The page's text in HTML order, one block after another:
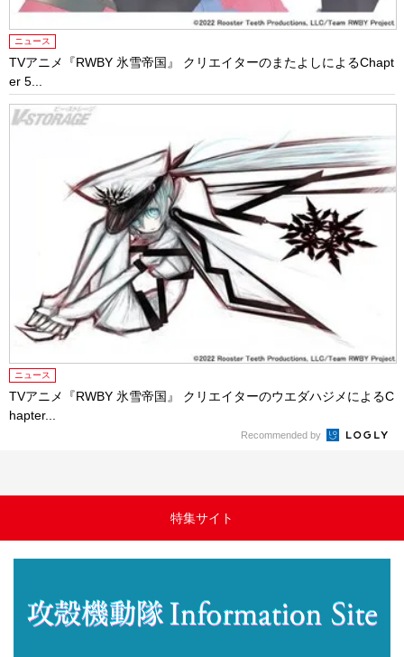
ニュース
TVアニメ『RWBY 氷雪帝国』 クリエイターのまたよしによるChapt
er 5...
ニュース
TVアニメ『RWBY 氷雪帝国』 クリエイターのウエダハジメによるC
hapter...
Recommended by
特集サイト